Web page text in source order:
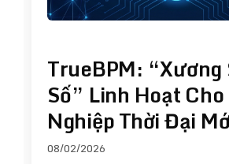
TrueBPM: “Xương
Số” Linh Hoạt
Nghiệp Thời Đại
08/02/2026